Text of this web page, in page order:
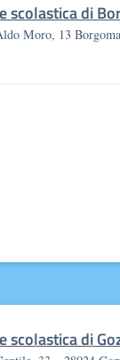
scolastica di
Moro, 13
scolastica di